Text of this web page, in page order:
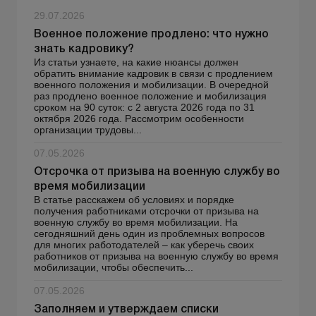
29.07.2026
Военное положение продлено: что нужно
знать кадровику?
Из статьи узнаете, на какие нюансы должен
обратить внимание кадровик в связи с продлением
военного положения и мобилизации. В очередной
раз продлено военное положение и мобилизация
сроком на 90 суток: с 2 августа 2026 года по 31
октября 2026 года. Рассмотрим особенности
организации трудовы...
07.05.2026
Отсрочка от призыва на военную службу во
время мобилизации
В статье расскажем об условиях и порядке
получения работниками отсрочки от призыва на
военную службу во время мобилизации. На
сегодняшний день один из проблемных вопросов
для многих работодателей – как уберечь своих
работников от призыва на военную службу во время
мобилизации, чтобы обеспечить...
07.05.2026
Заполняем и утверждаем списки